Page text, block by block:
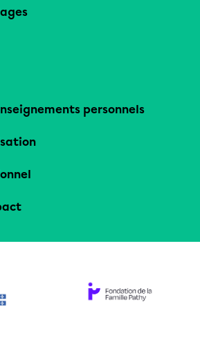
personnels